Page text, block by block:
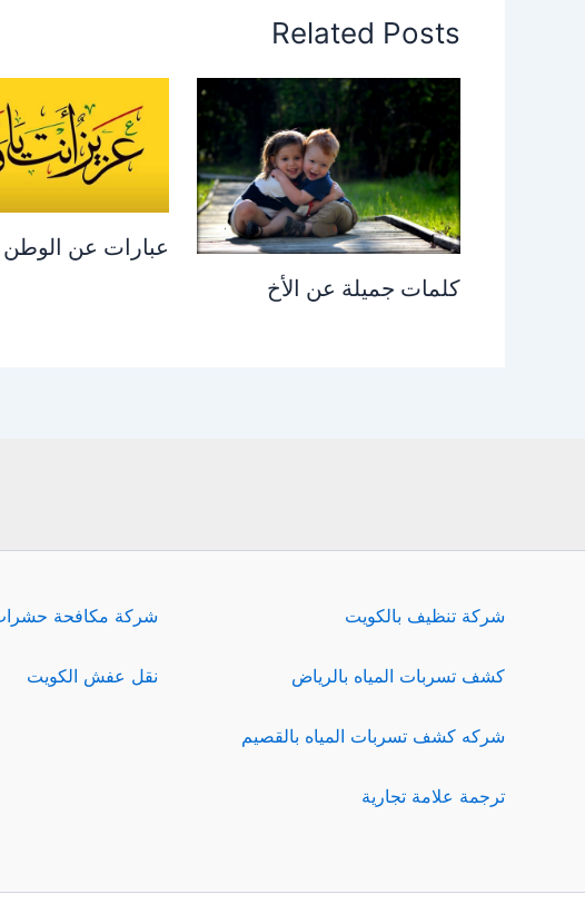
Related Posts
كلمات جميلة عن الأخ
عبارات عن الوطن
شركة تنظيف بالكويت
كشف تسربات المياه بالرياض
شركه كشف تسربات المياه بالقصيم
ترجمة علامة تجارية
شركة مكافحة
نقل عفش الكويت